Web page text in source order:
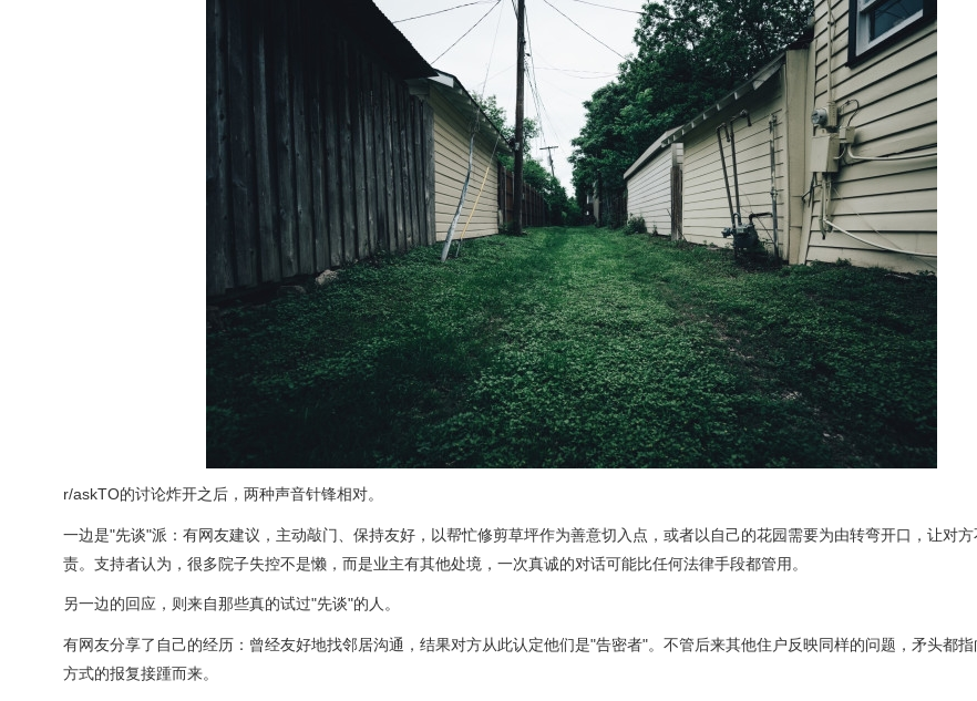
r/askTO的讨论炸开之后，两种声音针锋相对。
一边是"先谈"派：有网友建议，主动敲门、保持友好，以帮忙修剪草坪作为善意切入点，或者以自己的花园需要为由转弯开口，让对
责。支持者认为，很多院子失控不是懒，而是业主有其他处境，一次真诚的对话可能比任何法律手段都管用。
另一边的回应，则来自那些真的试过"先谈"的人。
有网友分享了自己的经历：曾经友好地找邻居沟通，结果对方从此认定他们是"告密者"。不管后来其他住户反映同样的问题，矛头都
方式的报复接踵而来。